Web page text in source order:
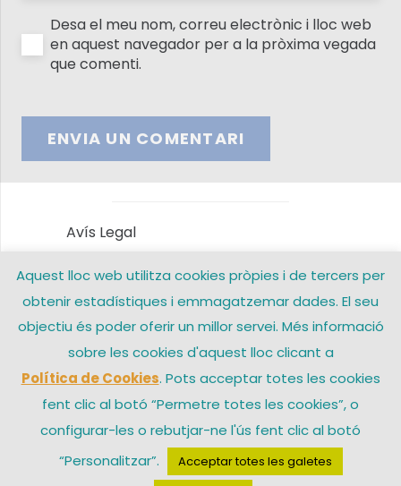
Desa el meu nom, correu electrònic i lloc web
en aquest navegador per a la pròxima vegada
que comenti.
ENVIA UN COMENTARI
Avís Legal
Política de privacitat
Política de Cookies
Contacte
© 2026 Arxiprestat Santa Coloma de Gramenet – Una web de
Aquest lloc web utilitza cookies pròpies i de tercers per
obtenir estadístiques i emmagatzemar dades. El seu
objectiu és poder oferir un millor servei. Més informació
sobre les cookies d'aquest lloc clicant a
Política de Cookies. Pots acceptar totes les cookies
fent clic al botó “Permetre totes les cookies”, o
configurar-les o rebutjar-ne l'ús fent clic al botó
“Personalitzar”.
Acceptar totes les galetes